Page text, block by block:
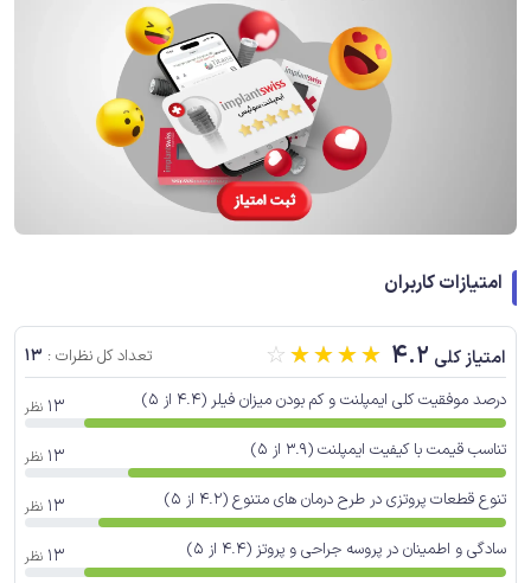
امتیازات کاربران
امتیاز کلی 4.2
☆☆☆☆☆ تعداد کل نظرات : 13
درصد موفقیت کلی ایمپلنت و کم بودن میزان فیلر (4.4 از 5) 13 نظر
تناسب قیمت با کیفیت ایمپلنت (3.9 از 5) 13 نظر
تنوع قطعات پروتزی در طرح درمان های متنوع (4.2 از 5) 13 نظر
سادگی و اطمینان در پروسه جراحی و پروتز (4.4 از 5) 13 نظر